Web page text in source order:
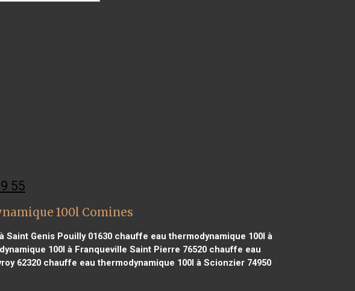
55
100l Comines
Genis Pouilly 01630chauffe eau thermodynamique 100l à
100l à Franqueville Saint Pierre 76520chauffe eau
62320 chauffe eau thermodynamique 100l à Scionzier 74950